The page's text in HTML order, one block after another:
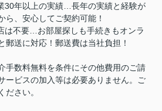
30年以上の実績…長年の実績と経験が
ら、安心してご契約可能！
は不要…お部屋探しも手続きもオンラ
郵送に対応！郵送費は当社負担！
手数料無料を条件にその他費用のご請
ービスの加入等は必要ありません。ご
ださい。